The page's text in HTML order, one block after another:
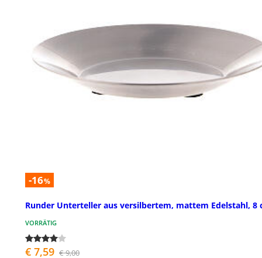
-16%
Runder Unterteller aus versilbertem, mattem Edelstahl, 8
VORRÄTIG
€ 7,59 € 9,00